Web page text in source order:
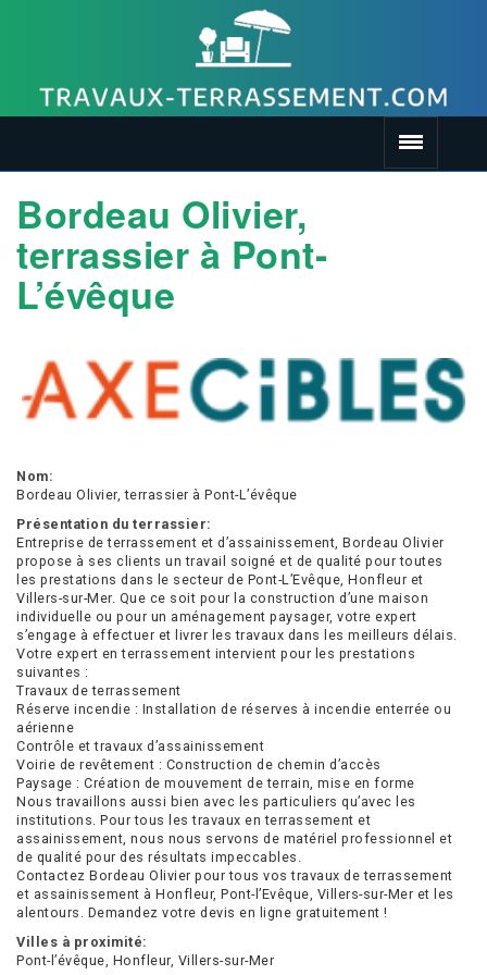
Bordeau Olivier,
terrassier à Pont-
L’évêque
Nom:
Bordeau Olivier, terrassier à Pont-L’évêque
Présentation du terrassier:
Entreprise de terrassement et d’assainissement, Bordeau Olivier
propose à ses clients un travail soigné et de qualité pour toutes
les prestations dans le secteur de Pont-L’Evêque, Honfleur et
Villers-sur-Mer. Que ce soit pour la construction d’une maison
individuelle ou pour un aménagement paysager, votre expert
s’engage à effectuer et livrer les travaux dans les meilleurs délais.
Votre expert en terrassement intervient pour les prestations
suivantes :
Travaux de terrassement
Réserve incendie : Installation de réserves à incendie enterrée ou
aérienne
Contrôle et travaux d’assainissement
Voirie de revêtement : Construction de chemin d’accès
Paysage : Création de mouvement de terrain, mise en forme
Nous travaillons aussi bien avec les particuliers qu’avec les
institutions. Pour tous les travaux en terrassement et
assainissement, nous nous servons de matériel professionnel et
de qualité pour des résultats impeccables.
Contactez Bordeau Olivier pour tous vos travaux de terrassement
et assainissement à Honfleur, Pont-l’Evêque, Villers-sur-Mer et les
alentours. Demandez votre devis en ligne gratuitement !
Villes à proximité:
Pont-l’évêque, Honfleur, Villers-sur-Mer